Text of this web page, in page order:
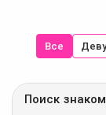
Все
Поиск